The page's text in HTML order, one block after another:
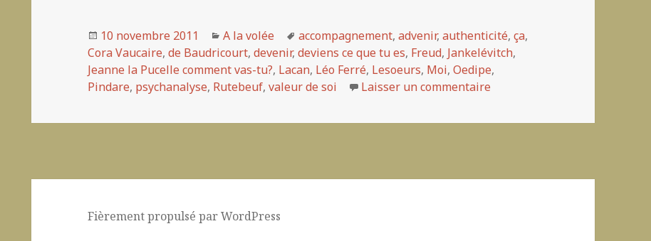
Publié
le
10 novembre 2011 Catégories
A la volée
Mots-
clés
accompagnement,advenir,authenticité,ça,
Cora Vaucaire,de Baudricourt,devenir,deviens ce que tu es, Freud, Jankelévitch,
Jeanne la Pucelle comment vas-tu?, Lacan, Léo Ferré, Lesoeurs, Moi,Oedipe,
Pindare, psychanalyse, Rutebeuf,valeur de soi Laisser un commentaire
Fièrement propulsé par WordPress